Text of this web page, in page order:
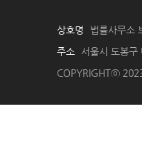
상호명 법률사무소
주소
서울시 도봉
COPYRIGHTⓒ